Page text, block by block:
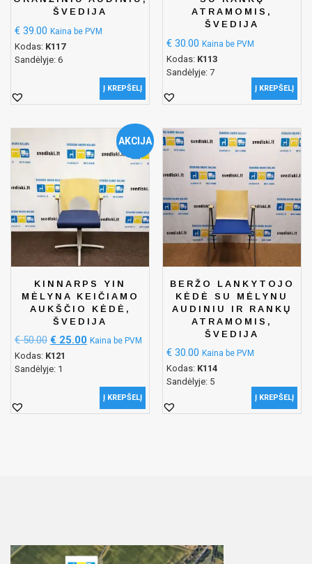
ŠVEDIJA
€ 39.00 Kaina be PVM
Kodas: K117
Sandėlyje: 6
Į KREPŠELĮ
ATRAMOMIS,
ŠVEDIJA
€ 30.00 Kaina be PVM
Kodas: K113
Sandėlyje: 7
Į KREPŠELĮ
AKCIJA
KINNARPS YIN
MĖLYNA KEIČIAMO
AUKŠČIO KĖDĖ,
ŠVEDIJA
€50.00 € 25.00 Kaina be PVM
Kodas: K121
Sandėlyje: 1
Į KREPŠELĮ
BERŽO LANKYTOJO
KĖDĖ SU MĖLYNU
AUDINIU IR RANKŲ
ATRAMOMIS,
ŠVEDIJA
€ 30.00 Kaina be PVM
Kodas: K114
Sandėlyje: 5
Į KREPŠELĮ